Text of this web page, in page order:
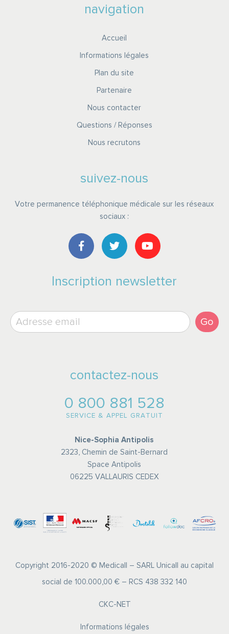
navigation
Accueil
Informations légales
Plan du site
Partenaire
Nous contacter
Questions / Réponses
Nous recrutons
suivez-nous
Votre permanence téléphonique médicale sur les réseaux
sociaux :
Inscription newsletter
Go
contactez-nous
0 800 881 528
SERVICE & APPEL GRATUIT
Nice-Sophia Antipolis
2323, Chemin de Saint-Bernard
Space Antipolis
06225 VALLAURIS CEDEX
Copyright 2016-2020 © Medicall – SARL Unicall au capital
social de 100.000,00 € – RCS 438 332 140
CKC-NET
Informations légales